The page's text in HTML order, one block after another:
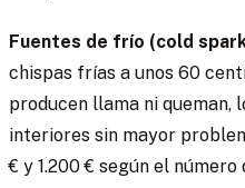
Fuentes de frío (cold
chispas frías a unos 60
producen llama ni queman,
interiores sin mayor
€ y 1.200 € según el